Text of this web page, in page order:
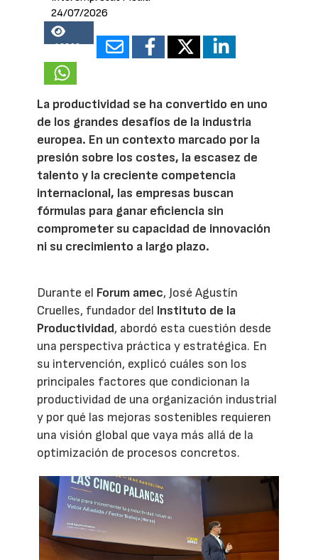
24/07/2026
19809
La productividad se ha convertido en uno
de los grandes desafíos de la industria
europea. En un contexto marcado por la
presión sobre los costes, la escasez de
talento y la creciente competencia
internacional, las empresas buscan
fórmulas para ganar eficiencia sin
comprometer su capacidad de innovación
ni su crecimiento a largo plazo.
Durante el Forum amec, José Agustín
Cruelles, fundador del Instituto de la
Productividad, abordó esta cuestión desde
una perspectiva práctica y estratégica. En
su intervención, explicó cuáles son los
principales factores que condicionan la
productividad de una organización industrial
y por qué las mejoras sostenibles requieren
una visión global que vaya más allá de la
optimización de procesos concretos.